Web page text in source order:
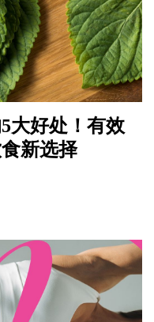
大好处！有效
新选择